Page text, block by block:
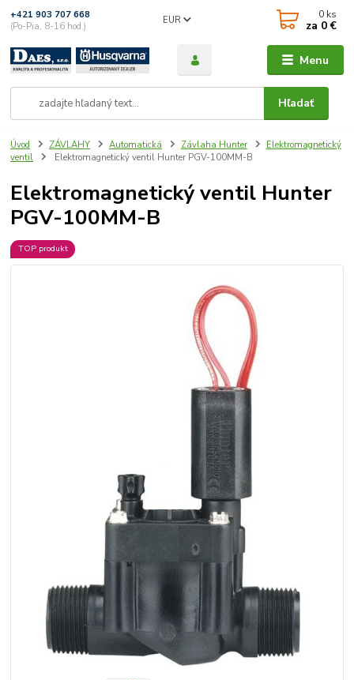
Menu
EUR
Hľadať
+421 903 707 668
(Po-Pia, 8-16 hod.)
0 ks
za 0 €
Úvod ZÁVLAHY Automatická Závlaha Hunter
Elektromagnetický
ventil
Elektromagnetický ventil Hunter PGV-100MM-B
Elektromagnetický ventil Hunter
PGV-100MM-B
TOP produkt